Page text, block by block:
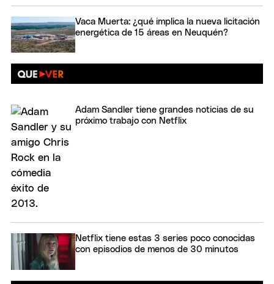
Vaca Muerta: ¿qué implica la nueva licitación
energética de 15 áreas en Neuquén?
Adam Sandler tiene grandes noticias de su
próximo trabajo con Netflix
Netflix tiene estas 3 series poco conocidas
con episodios de menos de 30 minutos